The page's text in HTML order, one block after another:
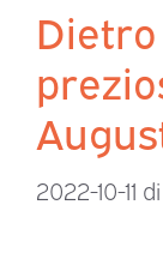
2022-10-11 di